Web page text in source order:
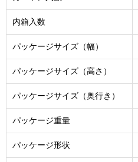
内箱入数
パッケージサイズ（幅）
パッケージサイズ（高さ）
パッケージサイズ（奥行き）
パッケージ重量
パッケージ形状